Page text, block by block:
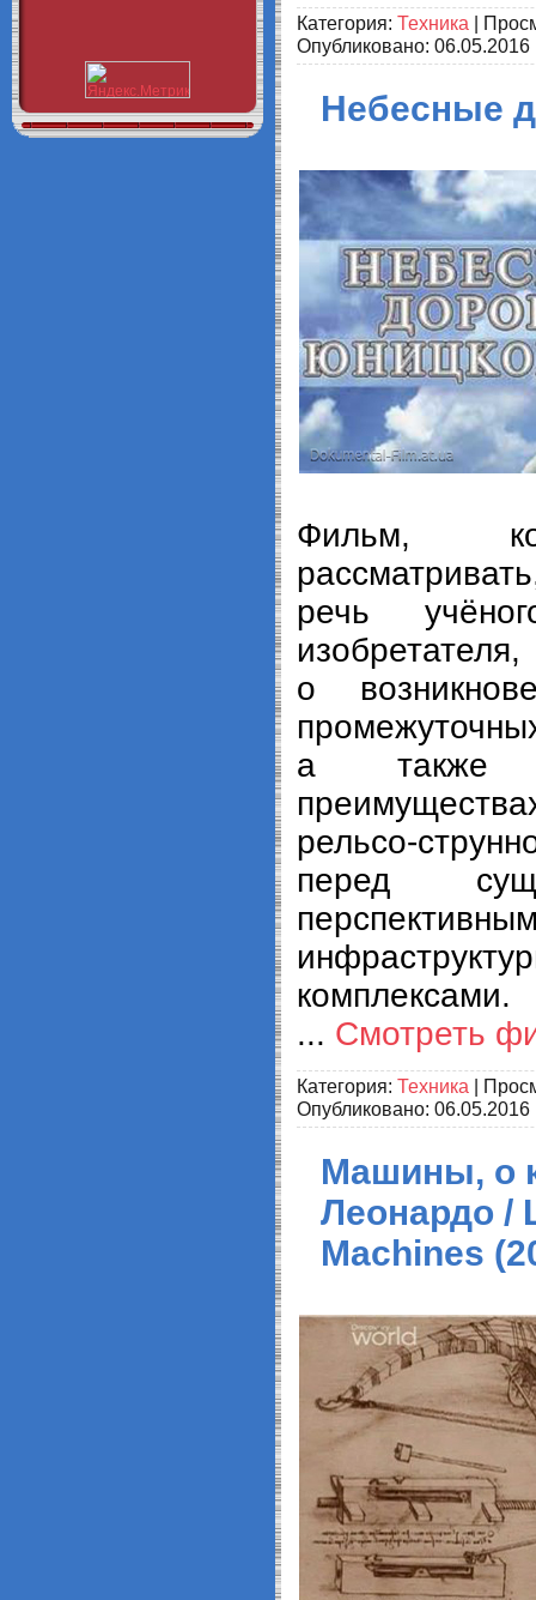
Категория: Техника |
Опубликовано: 06.05.2016
Небесные
Фильм,
речь
о
а также
рельсо-
перед
комплексами.
... Смотреть
Категория: Техника |
Опубликовано: 06.05.2016
Машины, о
Леонардо /
Machines